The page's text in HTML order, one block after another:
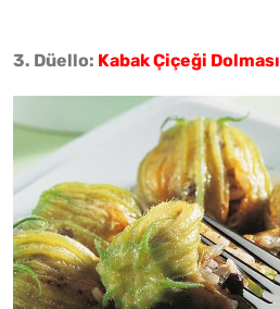
3. Düello: Kabak Çiçeği Dolması